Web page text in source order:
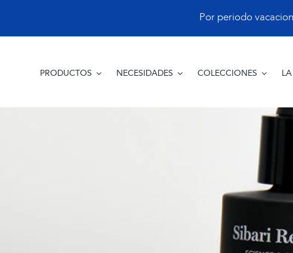
contenido
Por periodo
PRODUCTOS NECESIDADES COLECCIONES